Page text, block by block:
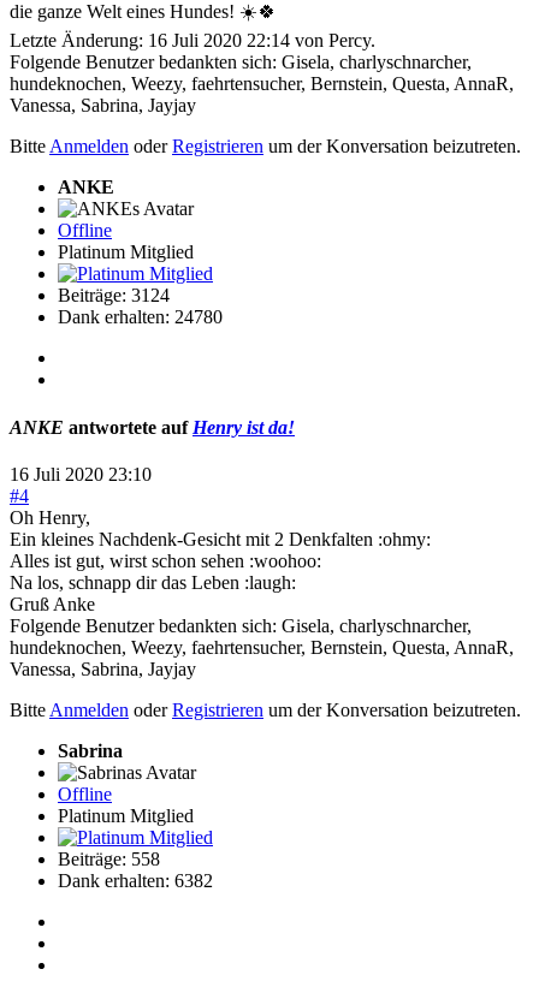
die ganze Welt eines Hundes! ☀️🍀
Letzte Änderung: 16 Juli 2020 22:14 von Percy.
Folgende Benutzer bedankten sich: Gisela, charlyschnarcher,
hundeknochen, Weezy, faehrtensucher, Bernstein, Questa, AnnaR,
Vanessa, Sabrina, Jayjay
BitteAnmelden oderRegistrieren um der Konversation beizutreten.
ANKE
Offline
Platinum Mitglied
Beiträge: 3124
Dank erhalten: 24780
ANKE antwortete auf Henry ist da!
16 Juli 2020 23:10
#4
Oh Henry,
Ein kleines Nachdenk-Gesicht mit 2 Denkfalten :ohmy:
Alles ist gut, wirst schon sehen :woohoo:
Na los, schnapp dir das Leben :laugh:
Gruß Anke
Folgende Benutzer bedankten sich: Gisela, charlyschnarcher,
hundeknochen, Weezy, faehrtensucher, Bernstein, Questa, AnnaR,
Vanessa, Sabrina, Jayjay
Bitte Anmelden oderRegistrieren um der Konversation beizutreten.
Sabrina
Offline
Platinum Mitglied
Beiträge: 558
Dank erhalten: 6382